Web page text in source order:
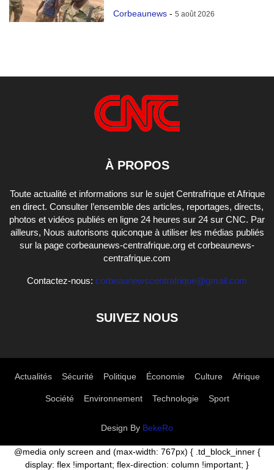
Corbeaunews - 5 août 2026
À PROPOS
Toute actualité et informations sur le sujet Centrafrique et Afrique
en direct. Consulter l’ensemble des articles, reportages, directs,
photos et vidéos publiés en ligne 24 heures sur 24 sur CNC. Par
ailleurs, Nous autorisons quiconque à utiliser les médias publiés
sur la page corbeaunews-centrafrique.org et corbeaunews-
centrafrique.com
Contactez-nous: corbeaunewscentrafrique@gmail.com
SUIVEZ NOUS
Actualités Sécurité Politique Économie Culture Afrique
Société Environnement Technologie Sport
Design By BekeRo
@media only screen and (max-width: 767px) { .td_block_inner {
display: flex !important; flex-direction: column !important; }